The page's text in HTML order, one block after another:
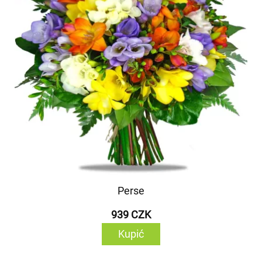
Perse
939 CZK
Kupić